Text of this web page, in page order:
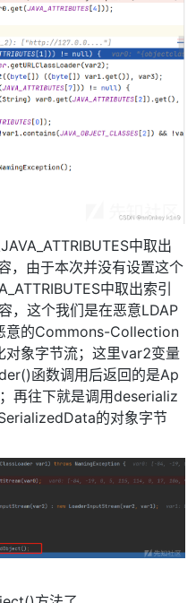
中取出
，由于本次并没有设置这个
中取出索引
，这个我们是在恶意LDAP
意的Commons-Collection
象字节流；这里var2变量
函数调用后返回的是Ap
再往下就是调用deserializ
的对象字节